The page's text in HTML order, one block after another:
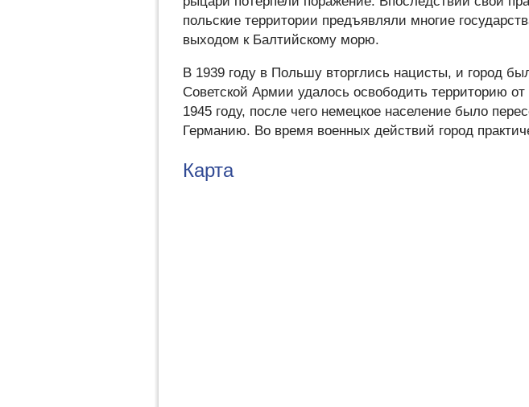
польские территории предъявляли многие
выходом к Балтийскому морю.
В 1939 году в Польшу вторглись нацисты, и город
Советской Армии удалось освободить территорию от
1945 году, после чего немецкое население было
Германию. Во время военных действий город
Карта